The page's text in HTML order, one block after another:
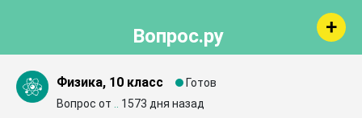
Вопрос.ру
Физика, 10 класс
Готов
Вопрос от
1573 дня назад